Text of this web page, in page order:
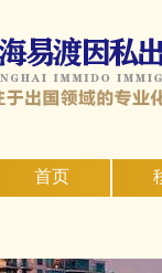
首页